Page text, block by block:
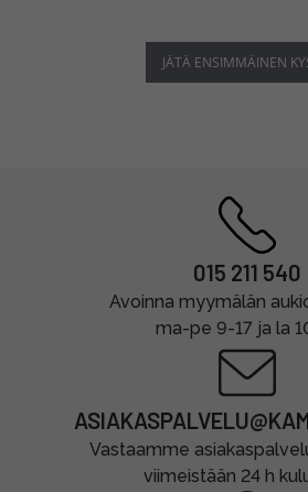
JÄTÄ ENSIMMÄINEN
015 211 540
Avoinna myymälän
ma-pe 9-17 ja la
Vastaamme
viimeistään 24 h